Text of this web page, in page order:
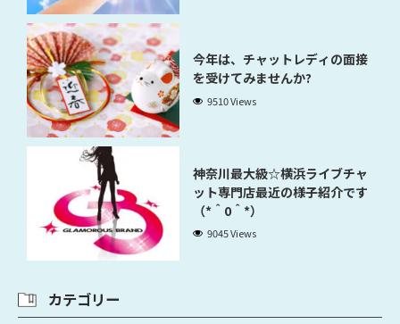
今年は、チャットレディの面接
を受けてみませんか?
9510 Views
神奈川最大級☆横浜ライブチャ
ット専門店最近の様子紹介です
（*＾0＾*）
9045 Views
カテゴリー